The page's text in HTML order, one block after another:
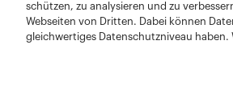
schützen, zu analysieren und zu
Webseiten von Dritten. Dabei können
gleichwertiges Datenschutzniveau